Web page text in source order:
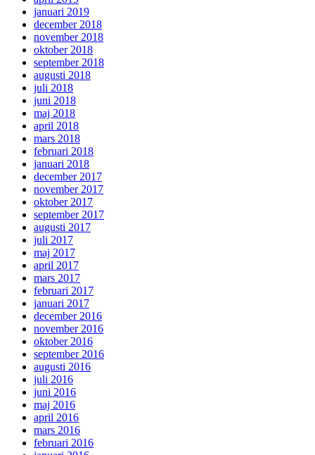
januari 2019
december 2018
november 2018
oktober 2018
september 2018
augusti 2018
juli 2018
juni 2018
maj 2018
april 2018
mars 2018
februari 2018
januari 2018
december 2017
november 2017
oktober 2017
september 2017
augusti 2017
juli 2017
maj 2017
april 2017
mars 2017
februari 2017
januari 2017
december 2016
november 2016
oktober 2016
september 2016
augusti 2016
juli 2016
juni 2016
maj 2016
april 2016
mars 2016
februari 2016